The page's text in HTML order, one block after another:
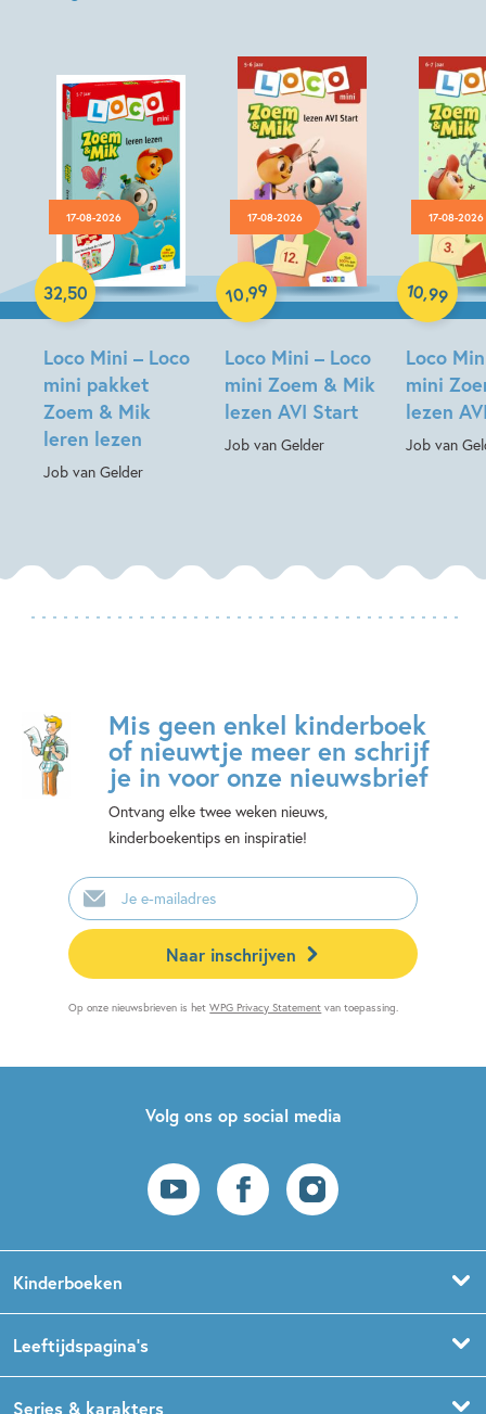
17-08-2026
Loco Mini – Loco
mini pakket
Zoem & Mik
leren lezen
Job van Gelder
32,50
Paperback
17-08-2026
Loco Mini – Loco
mini Zoem & Mik
lezen AVI Start
Job van Gelder
10,99
Paperback
17-08-2026
Loco
mini
lezen
Job van
10,99
Paperback
Mis geen enkel kinderboek
of nieuwtje meer en schrijf
je in voor onze nieuwsbrief
Ontvang elke twee weken nieuws,
kinderboekentips en inspiratie!
E-
mailadres
Naar inschrijven
Op onze nieuwsbrieven is hetWPG Privacy Statement van toepassing.
Volg ons op social media
Kinderboeken
Prentenboeken
Leeftijdspagina’s
Series & karakters